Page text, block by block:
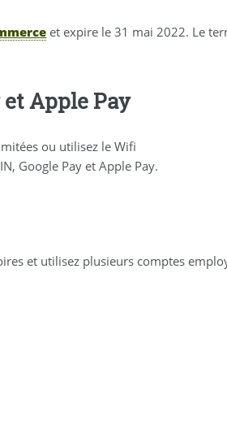
et expire le 31 mai 2022. Le
Apple Pay
ou utilisez le Wifi
Google Pay et Apple Pay.
et utilisez plusieurs comptes